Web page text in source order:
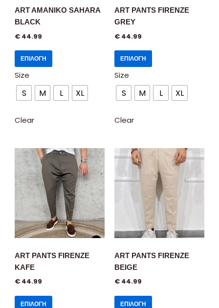
ART AMANIKO SAHARA
BLACK
€ 44.99
ΕΠΙΛΟΓΉ
Size
S M L XL
Clear
ART PANTS FIRENZE
GREY
€ 44.99
ΕΠΙΛΟΓΉ
Size
S M L XL
Clear
ART PANTS FIRENZE
KAFE
€ 44.99
ΕΠΙΛΟΓΉ
ART PANTS FIRENZE
BEIGE
€ 44.99
ΕΠΙΛΟΓΉ